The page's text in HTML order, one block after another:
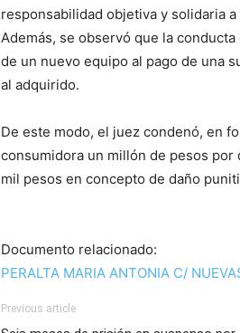
responsabilidad objetiva y solidaria
Además, se observó que la
de un nuevo equipo al pago de una
al adquirido.
De este modo, el juez condenó, en
consumidora un millón de pesos
mil pesos en concepto de daño
Documento relacionado:
PERALTA MARIA ANTONIA C/
Previous article